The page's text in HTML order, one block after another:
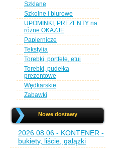
Szklane
Szkolne i biurowe
UPOMINKI, PREZENTY na
różne OKAZJE
Papiernicze
Tekstylia
Torebki, portfele, etui
Torebki, pudełka
prezentowe
Wędkarskie
Zabawki
Nowe dostawy
2026.08.06 - KONTENER -
bukiety, liście, gałązki